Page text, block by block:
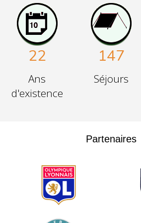
22
Ans
d'existence
147
Séjours
Partenaires